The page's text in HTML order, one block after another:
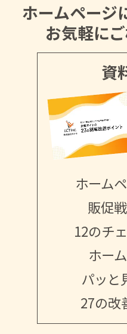
ホームページ
お気軽に
資
ホーム
販促
12のチ
ホー
パッと
27の改